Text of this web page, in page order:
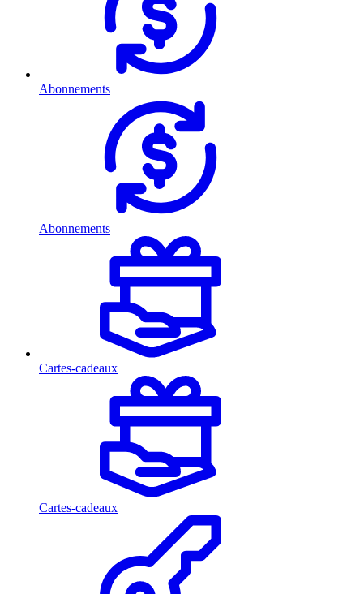
Abonnements
Abonnements
Cartes-cadeaux
Cartes-cadeaux